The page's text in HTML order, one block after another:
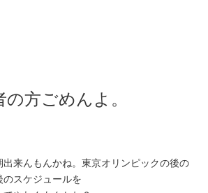
方ごめんよ。
来んもんかね。東京オリンピックの後の
スケジュールを